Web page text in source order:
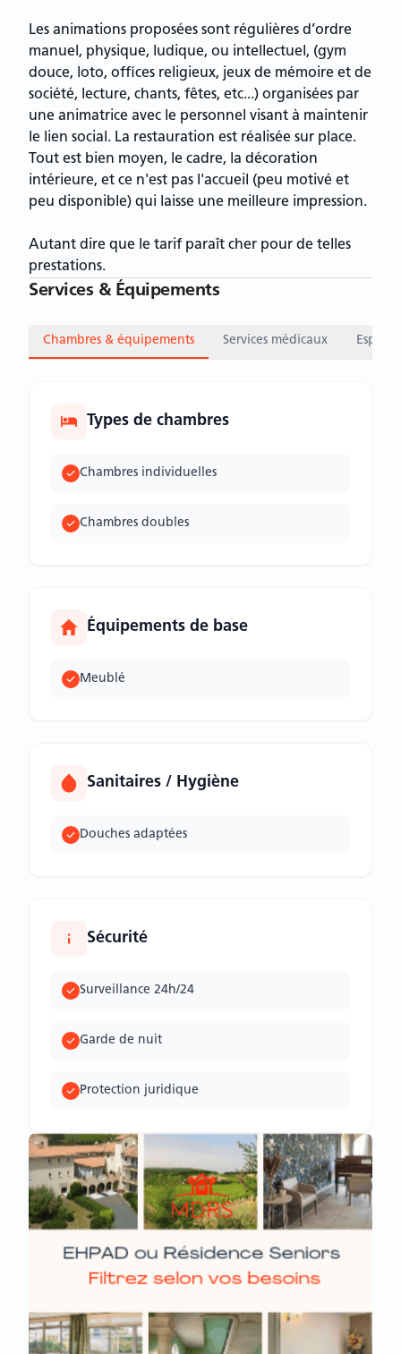
Les animations proposées sont régulières d’ordre
manuel, physique, ludique, ou intellectuel, (gym
douce, loto, offices religieux, jeux de mémoire et de
société, lecture, chants, fêtes, etc...) organisées par
une animatrice avec le personnel visant à maintenir
le lien social. La restauration est réalisée sur place.
Tout est bien moyen, le cadre, la décoration
intérieure, et ce n'est pas l'accueil (peu motivé et
peu disponible) qui laisse une meilleure impression.
Autant dire que le tarif paraît cher pour de telles
prestations.
Services & Équipements
Chambres & équipements Services médicaux
Types de chambres
Chambres individuelles
Chambres doubles
Équipements de base
Meublé
Sanitaires / Hygiène
Douches adaptées
Sécurité
Surveillance 24h/24
Garde de nuit
Protection juridique